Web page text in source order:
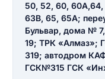
50, 52, 60,
63В, 65, 65А;
Бульвар, дома № 7,
19; ТРК «Алмаз»;
319; автодром
ГСК№315 ГСК
Введите свой
Введите свое
Введите свой